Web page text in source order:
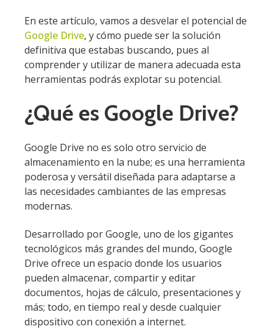
En este artículo, vamos a desvelar el potencial de
Google Drive, y cómo puede ser la solución
definitiva que estabas buscando, pues al
comprender y utilizar de manera adecuada esta
herramientas podrás explotar su potencial.
¿Qué es Google Drive?
Google Drive no es solo otro servicio de
almacenamiento en la nube; es una herramienta
poderosa y versátil diseñada para adaptarse a
las necesidades cambiantes de las empresas
modernas.
Desarrollado por Google, uno de los gigantes
tecnológicos más grandes del mundo, Google
Drive ofrece un espacio donde los usuarios
pueden almacenar, compartir y editar
documentos, hojas de cálculo, presentaciones y
más; todo, en tiempo real y desde cualquier
dispositivo con conexión a internet.